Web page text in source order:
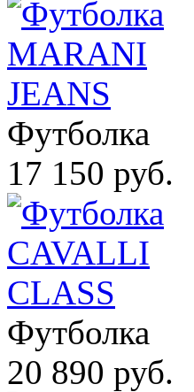
Футболка
17 150 руб.
Футболка
20 890 руб.